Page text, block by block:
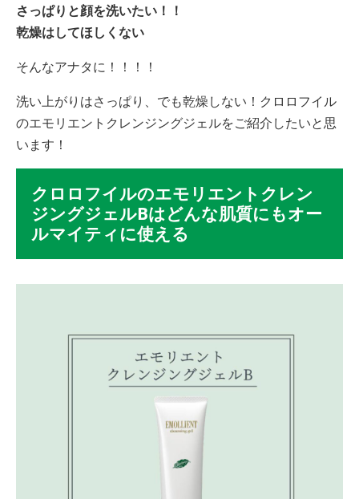
さっぱりと顔を洗いたい！！
乾燥はしてほしくない
そんなアナタに！！！！
洗い上がりはさっぱり、でも乾燥しない！クロロフイル
のエモリエントクレンジングジェルをご紹介したいと思
います！
クロロフイルのエモリエントクレン
ジングジェルBはどんな肌質にもオー
ルマイティに使える